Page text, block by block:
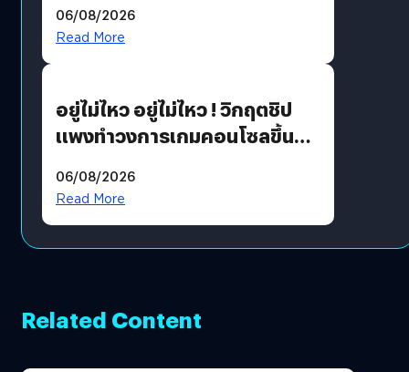
แนวทางปรับตัวสู่เศรษฐกิจสี
06/08/2026
Read More
อยู่ไม่ไหว อยู่ไม่ไหว ! วิกฤตชิป
แพงทำวงการเกมคอนโซลขึ้น
?
06/08/2026
Read More
Related Content